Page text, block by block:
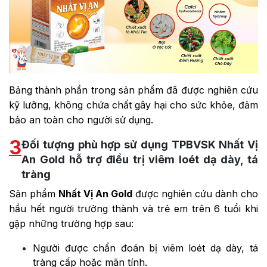
Bảng thành phần trong sản phẩm đã được nghiên cứu
kỹ lưỡng, không chứa chất gây hại cho sức khỏe, đảm
bảo an toàn cho người sử dụng.
3Đối tượng phù hợp sử dụng TPBVSK Nhất Vị
An Gold hỗ trợ điều trị viêm loét dạ dày, tá
tràng
Sản phẩm Nhất Vị An Gold được nghiên cứu dành cho
hầu hết người trưởng thành và trẻ em trên 6 tuổi khi
gặp những trường hợp sau:
Người được chẩn đoán bị viêm loét dạ dày, tá
tràng cấp hoặc mãn tính.